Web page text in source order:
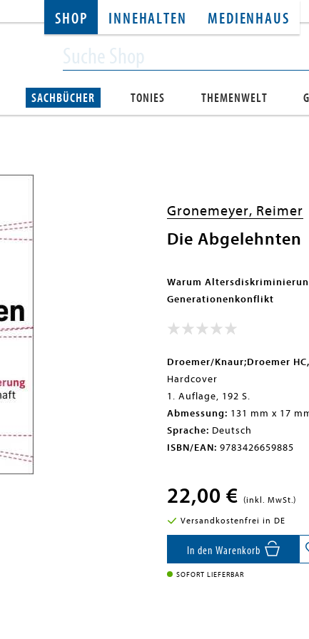
SHOP INNEHALTEN MEDIENHAUS
SACHBÜCHER TONIES THEMENWELT
Gronemeyer, Reimer
Die Abgelehnten
Warum
Generationenkonflikt
Droemer/Knaur;Droemer
Hardcover
1. Auflage, 192 S.
Abmessung: 131 mm x 17
Sprache: Deutsch
ISBN/EAN: 9783426659885
22,00 € (inkl. MwSt.)
Versandkostenfrei in DE
In den Warenkorb
SOFORT LIEFERBAR